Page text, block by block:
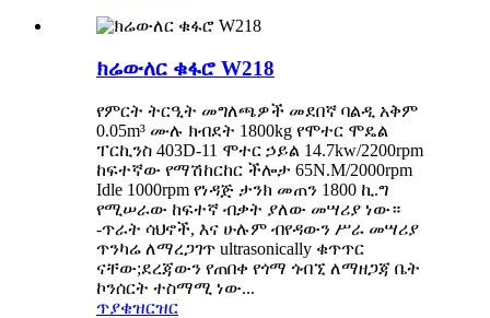
ክሬውለር ቁፋሮ W218
የምርት ትርዒት ​​መግለጫዎች መደበኛ ባልዲ አቅም
0.05m³ ሙሉ ክብደት 1800kg የሞተር ሞዴል
ፐርኪንስ 403D-11 ሞተር ኃይል 14.7kw/2200rpm
ከፍተኛው የማሽከርከር ችሎታ 65N.M/2000rpm
Idle 1000rpm የነዳጅ ታንክ መጠን 1800 ኪ.ግ
የሚሠራው ከፍተኛ ብቃት ያለው መሣሪያ ነው።
-ጥራት ሳህኖች, እና ሁሉም ብየዳውን ሥራ መሣሪያ
ጥንካሬ ለማረጋገጥ ultrasonically ቁጥጥር
ናቸው;ደረጃውን የጠበቀ የጎማ ጎብኚ ለማዘጋጃ ቤት
ኮንሰርት ተስማሚ ነው...
ጥያቄዝርዝር